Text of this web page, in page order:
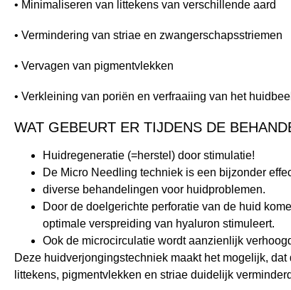
• Minimaliseren van littekens van verschillende aard
• Vermindering van striae en zwangerschapsstriemen
• Vervagen van pigmentvlekken
• Verkleining van poriën en verfraaiing van het
WAT GEBEURT ER TIJDENS DE
Huidregeneratie (=herstel) door stimulatie!
De Micro Needling techniek is een bijzonder
diverse behandelingen voor huidproblemen.
Door de doelgerichte perforatie van de huid
optimale verspreiding van hyaluron stimuleert.
Ook de microcirculatie wordt aanzienlijk
Deze huidverjongingstechniek maakt het mogelijk,
littekens, pigmentvlekken en striae duidelijk